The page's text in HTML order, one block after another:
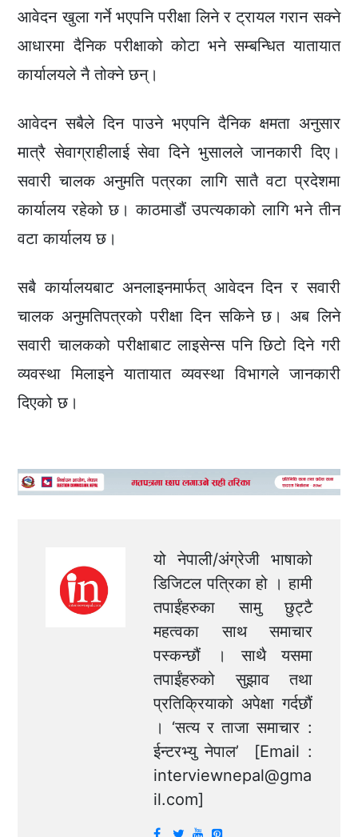
आवेदन खुला गर्ने भएपनि परीक्षा लिने र ट्रायल गरान सक्ने
आधारमा दैनिक परीक्षाको कोटा भने सम्बन्धित यातायात
कार्यालयले नै तोक्ने छन्।
आवेदन सबैले दिन पाउने भएपनि दैनिक क्षमता अनुसार
मात्रै सेवाग्राहीलाई सेवा दिने भुसालले जानकारी दिए।
सवारी चालक अनुमति पत्रका लागि सातै वटा प्रदेशमा
कार्यालय रहेको छ। काठमाडौं उपत्यकाको लागि भने तीन
वटा कार्यालय छ।
सबै कार्यालयबाट अनलाइनमार्फत् आवेदन दिन र सवारी
चालक अनुमतिपत्रको परीक्षा दिन सकिने छ। अब लिने
सवारी चालकको परीक्षाबाट लाइसेन्स पनि छिटो दिने गरी
व्यवस्था मिलाइने यातायात व्यवस्था विभागले जानकारी
दिएको छ।
यो नेपाली/अंग्रेजी भाषाको
डिजिटल पत्रिका हो । हामी
तपाईंहरुका सामु छुट्टै
महत्वका साथ समाचार
पस्कन्छौं । साथै यसमा
तपाईंहरुको सुझाव तथा
प्रतिक्रियाको अपेक्षा गर्दछौं
। ‘सत्य र ताजा समाचार :
ईन्टरभ्यु नेपाल’ [Email :
interviewnepal@gma
il.com]